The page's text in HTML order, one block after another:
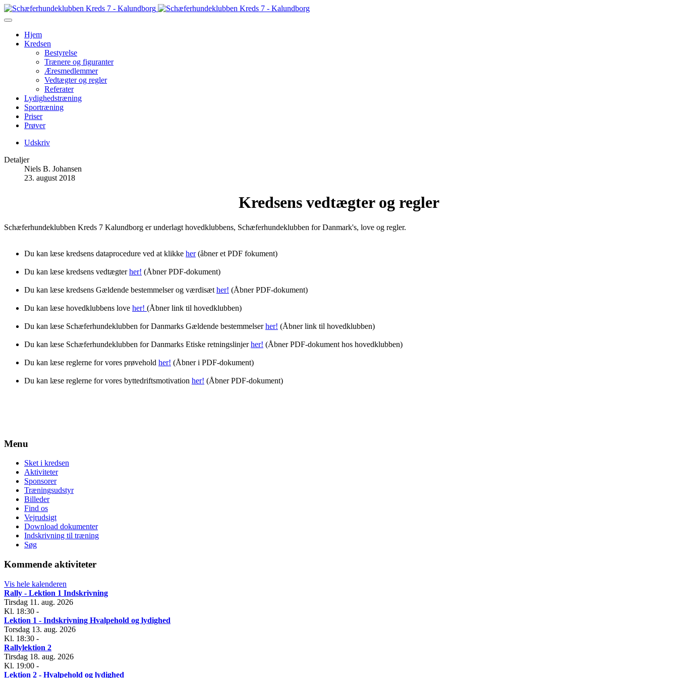
Hjem
Kredsen
Bestyrelse
Trænere og figuranter
Æresmedlemmer
Vedtægter og regler
Referater
Lydighedstræning
Sportræning
Priser
Prøver
Udskriv
Detaljer
Niels B. Johansen
23. august 2018
Kredsens vedtægter og regler
Schæferhundeklubben Kreds 7 Kalundborg er underlagt hovedklubbens, Schæferhundeklubben for Danmark's, love og regler.
Du kan læse kredsens dataprocedure ved at klikke her(åbner et PDF fokument)
Du kan læse kredsens vedtægterher! (Åbner PDF-dokument)
Du kan læse kredsens Gældende bestemmelser og værdisæt her! (Åbner PDF-dokument)
Du kan læse hovedklubbens love her! (Åbner link til hovedklubben)
Du kan læse Schæferhundeklubben for Danmarks Gældende bestemmelserher! (Åbner link til hovedklubben)
Du kan læse Schæferhundeklubben for Danmarks Etiske retningslinjerher! (Åbner PDF-dokument hos hovedklubben)
Du kan læse reglerne for vores prøvehold her! (Åbner i PDF-dokument)
Du kan læse reglerne for vores byttedriftsmotivation her! (Åbner PDF-dokument)
Menu
Sket i kredsen
Aktiviteter
Sponsorer
Træningsudstyr
Billeder
Find os
Vejrudsigt
Download dokumenter
Indskrivning til træning
Søg
Kommende aktiviteter
Vis hele kalenderen
Rally - Lektion 1 Indskrivning
Tirsdag 11. aug. 2026
Kl. 18:30 -
Lektion 1 - Indskrivning Hvalpehold og lydighed
Torsdag 13. aug. 2026
Kl. 18:30 -
Rallylektion 2
Tirsdag 18. aug. 2026
Kl. 19:00 -
Lektion 2 - Hvalpehold og lydighed